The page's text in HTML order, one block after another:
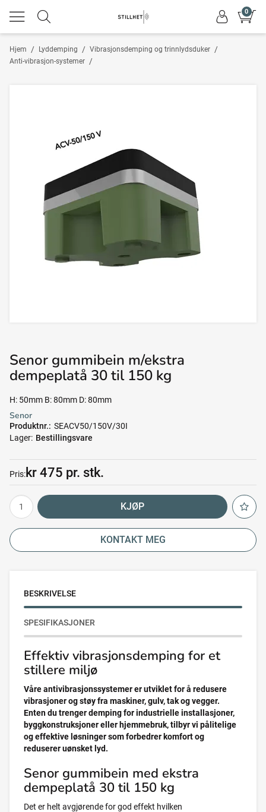
0
/
Hjem /
Lyddemping /
Vibrasjonsdemping og trinnlydsduker
/
Anti-vibrasjon-systemer
Senor gummibein m/ekstra
dempeplatå 30 til 150 kg
H: 50mm B: 80mm D: 80mm
Senor
Produktnr.
SEACV50/150V/30I
Lager Bestillingsvare
Pris kr 475 pr. stk.
KJØP
KONTAKT MEG
BESKRIVELSE
SPESIFIKASJONER
Effektiv vibrasjonsdemping for et
stillere miljø
Våre antivibrasjonssystemer er utviklet for å redusere
vibrasjoner og støy fra maskiner, gulv, tak og vegger.
Enten du trenger demping for industrielle installasjoner,
byggkonstruksjoner eller hjemmebruk, tilbyr vi pålitelige
og effektive løsninger som forbedrer komfort og
reduserer uønsket lyd.
Senor gummibein med ekstra
dempeplatå 30 til 150 kg
Det er helt avgjørende for god effekt hvilken